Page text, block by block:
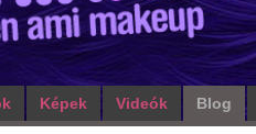
Képek Videók Blog